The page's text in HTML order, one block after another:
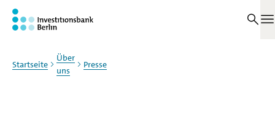
Zum Haupinhalt springen
Startseite
Über
uns
Presse